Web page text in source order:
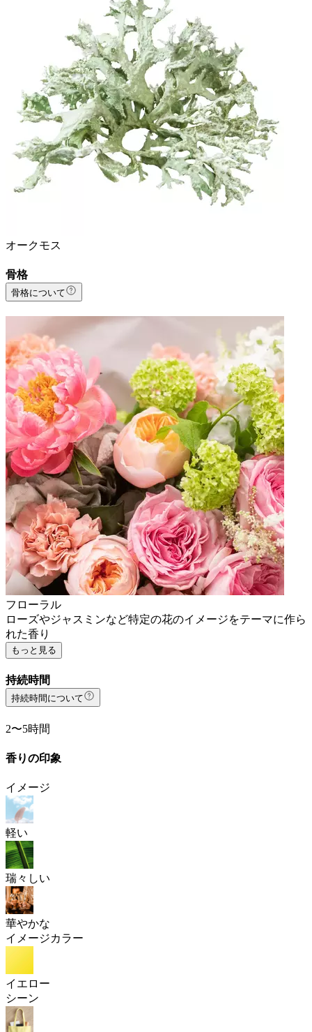
オークモス
骨格
骨格について
フローラル
ローズやジャスミンなど特定の花のイメージをテーマに作ら
れた香り
もっと見る
持続時間
持続時間について
2〜5時間
香りの印象
イメージ
軽い
瑞々しい
華やかな
イメージカラー
イエロー
シーン